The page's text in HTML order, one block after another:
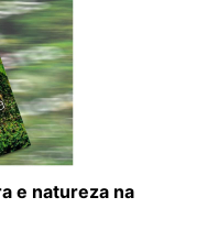
e natureza na